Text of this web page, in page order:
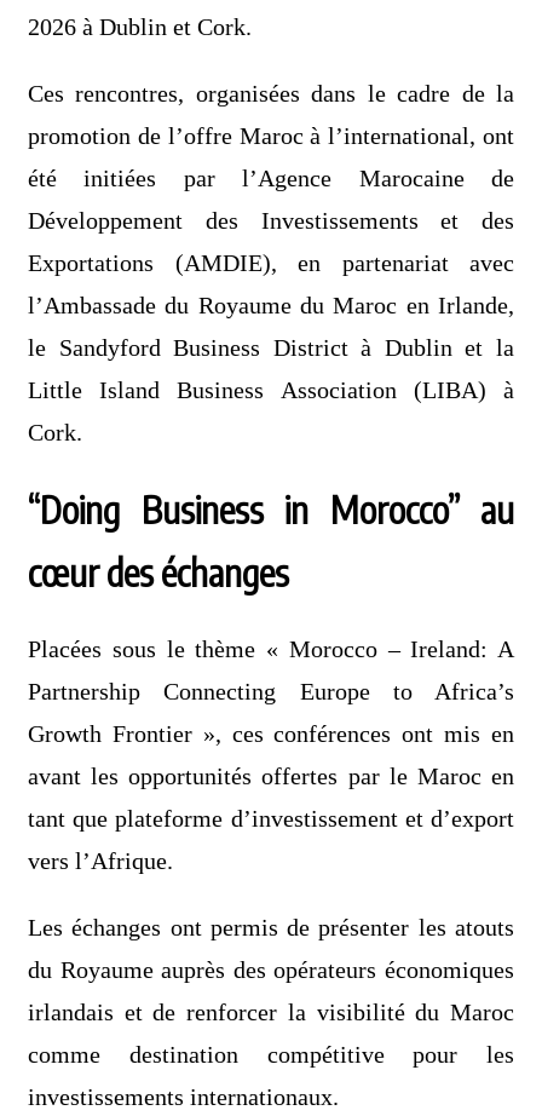
2026 à Dublin et Cork.
Ces rencontres, organisées dans le cadre de la
promotion de l’offre Maroc à l’international, ont
été initiées par l’Agence Marocaine de
Développement des Investissements et des
Exportations (AMDIE), en partenariat avec
l’Ambassade du Royaume du Maroc en Irlande,
le Sandyford Business District à Dublin et la
Little Island Business Association (LIBA) à
Cork.
“Doing Business in Morocco” au
cœur des échanges
Placées sous le thème « Morocco – Ireland: A
Partnership Connecting Europe to Africa’s
Growth Frontier », ces conférences ont mis en
avant les opportunités offertes par le Maroc en
tant que plateforme d’investissement et d’export
vers l’Afrique.
Les échanges ont permis de présenter les atouts
du Royaume auprès des opérateurs économiques
irlandais et de renforcer la visibilité du Maroc
comme destination compétitive pour les
investissements internationaux.